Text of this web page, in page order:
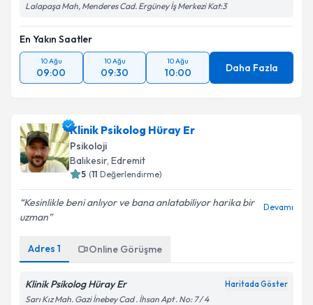
Lalapaşa Mah, Menderes Cad. Ergüney İş Merkezi Kat:3
En Yakın Saatler
10 Ağu
09:00
10 Ağu
09:30
10 Ağu
10:00 Daha Fazla
Klinik Psikolog Hüray Er
Psikoloji
Balıkesir, Edremit
5 (11 Değerlendirme)
Kesinlikle beni anlıyor ve bana anlatabiliyor harika bir
uzman
Devamı
Adres 1 Online Görüşme
Klinik Psikolog Hüray Er Haritada Göster
Sarı Kız Mah. Gazi İnebey Cad . İhsan Apt . No: 7 / 4